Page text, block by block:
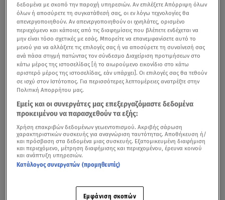
δεδομένα με σκοπό την παροχή υπηρεσιών. Αν επιλέξετε Απόρριψη όλων
όλων ή αποσύρετε τη συγκατάθεσή σας, οι εν λόγω τεχνολογίες θα
απενεργοποιηθούν. Αν απενεργοποιηθούν οι ιχνηλάτες, ορισμένο
περιεχόμενο και κάποιες από τις διαφημίσεις που βλέπετε ενδέχεται να
μην είναι τόσο σχετικές με εσάς. Μπορείτε να επανεμφανίσετε αυτό το
μενού για να αλλάξετε τις επιλογές σας ή να αποσύρετε τη συναίνεσή σας
ανά πάσα στιγμή πατώντας τον σύνδεσμο Διαχείριση προτιμήσεων στο
κάτω μέρος της ιστοσελίδας [ή το αιωρούμενο εικονίδιο στο κάτω
αριστερό μέρος της ιστοσελίδας, εάν υπάρχει]. Οι επιλογές σας θα τεθούν
σε ισχύ στον Ιστότοπος. Για περισσότερες λεπτομέρειες ανατρέξτε στην
Πολιτική Απορρήτου μας.
Εμείς και οι συνεργάτες μας επεξεργαζόμαστε δεδομένα
προκειμένου να παρασχεθούν τα εξής:
Χρήση επακριβών δεδομένων γεωεντοπισμού. Ακριβής σάρωση
χαρακτηριστικών συσκευής για αναγνώριση ταυτότητας. Αποθήκευση ή/
και πρόσβαση στα δεδομένα μιας συσκευής. Εξατομικευμένη διαφήμιση
και περιεχόμενο, μέτρηση διαφήμισης και περιεχομένου, έρευνα κοινού
και ανάπτυξη υπηρεσιών.
Κατάλογος συνεργατών (προμηθευτές)
Εμφάνιση σκοπών